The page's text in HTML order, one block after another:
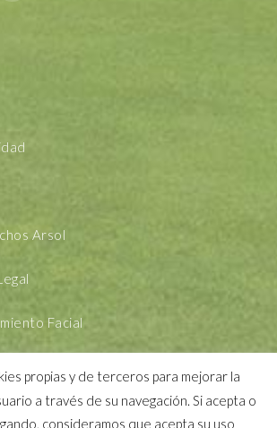
Arsol
Facial
propias y de terceros para mejorar la
a través de su navegación. Si acepta o
consideramos que acepta su uso